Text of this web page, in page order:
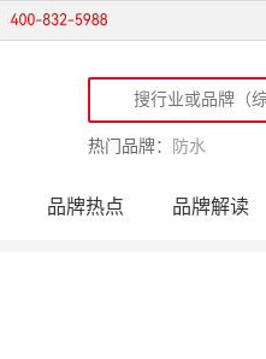
热门品牌： 防水
品牌热点 品牌解读